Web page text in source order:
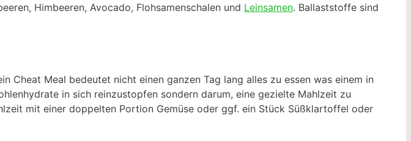
Himbeeren, Avocado, Flohsamenschalen und Leinsamen. Ballaststoffe sind
Cheat Meal bedeutet nicht einen ganzen Tag lang alles zu essen was einem in
in sich reinzustopfen sondern darum, eine gezielte Mahlzeit zu
mit einer doppelten Portion Gemüse oder ggf. ein Stück Süßklartoffel oder